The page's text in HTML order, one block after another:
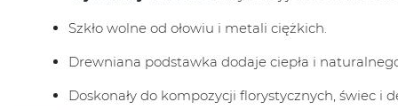
Szkło wolne od ołowiu i metali ciężkich.
Drewniana podstawka dodaje ciepła i
Doskonały do kompozycji florystycznych, świec i